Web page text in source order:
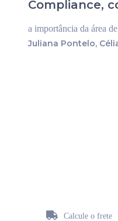
Compliance,
a importância da área
Juliana Pontelo,
Calcule o frete